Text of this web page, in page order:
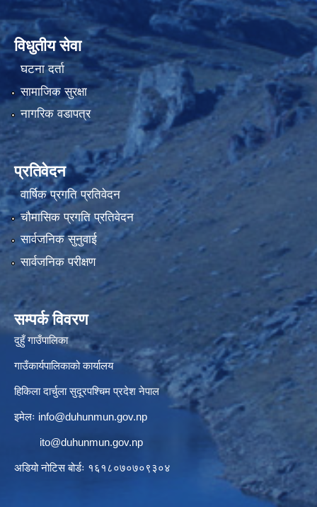
विधुतीय सेवा
घटना दर्ता
सामाजिक सुरक्षा
नागरिक वडापत्र
प्रतिवेदन
वार्षिक प्रगति प्रतिवेदन
चौमासिक प्रगति प्रतिवेदन
सार्वजनिक सुनुवाई
सार्वजनिक परीक्षण
सम्पर्क विवरण
दुहुँ गाउँपालिका
गाउँकार्यपालिकाको कार्यालय
हिकिला दार्चुला सुदूरपश्चिम प्रदेश नेपाल
इमेलः info@duhunmun.gov.np
ito@duhunmun.gov.np
अडियो नोटिस बोर्डः १६१८०७०७०९३०४